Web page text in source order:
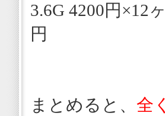
3.6G 4200円×12
円
まとめると、 全